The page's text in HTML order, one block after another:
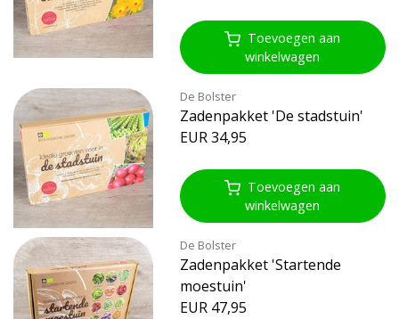
Toevoegen aan
winkelwagen
De Bolster
Zadenpakket 'De stadstuin'
EUR 34,95
Toevoegen aan
winkelwagen
De Bolster
Zadenpakket 'Startende
moestuin'
EUR 47,95